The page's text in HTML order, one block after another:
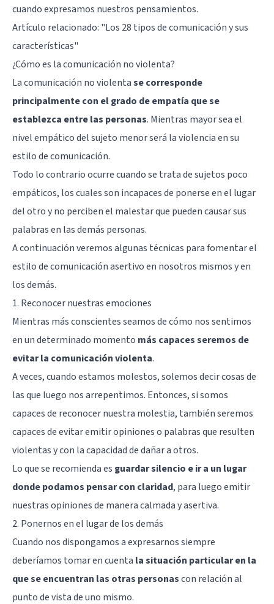
cuando expresamos nuestros pensamientos.
Artículo relacionado: "Los 28 tipos de comunicación y sus
características"
¿Cómo es la comunicación no violenta?
La comunicación no violentase corresponde
principalmente con el grado de empatía que se
establezca entre las personas. Mientras mayor sea el
nivel empático del sujeto menor será la violencia en su
estilo de comunicación.
Todo lo contrario ocurre cuando se trata de sujetos poco
empáticos, los cuales son incapaces de ponerse en el lugar
del otro y no perciben el malestar que pueden causar sus
palabras en las demás personas.
A continuación veremos algunas técnicas para fomentar el
estilo de comunicación asertivo en nosotros mismos y en
los demás.
1. Reconocer nuestras emociones
Mientras más conscientes seamos de cómo nos sentimos
en un determinado momento más capaces seremos de
evitar la comunicación violenta.
A veces, cuando estamos molestos, solemos decir cosas de
las que luego nos arrepentimos. Entonces, si somos
capaces de reconocer nuestra molestia, también seremos
capaces de evitar emitir opiniones o palabras que resulten
violentas y con la capacidad de dañar a otros.
Lo que se recomienda es guardar silencio e ir a un lugar
donde podamos pensar con claridad, para luego emitir
nuestras opiniones de manera calmada y asertiva.
2. Ponernos en el lugar de los demás
Cuando nos dispongamos a expresarnos siempre
deberíamos tomar en cuenta la situación particular en la
que se encuentran las otras personascon relación al
punto de vista de uno mismo.